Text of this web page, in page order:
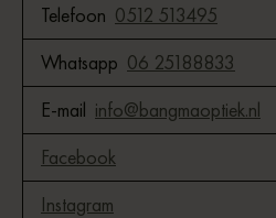
Telefoon 0512 513495
Whatsapp 06 25188833
E-mail info@bangmaoptiek.nl
Facebook
Instagram